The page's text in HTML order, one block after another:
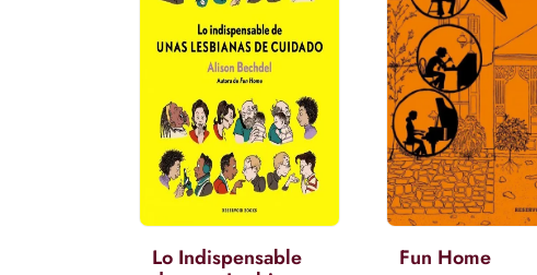
Lo Indispensable
Fun Home